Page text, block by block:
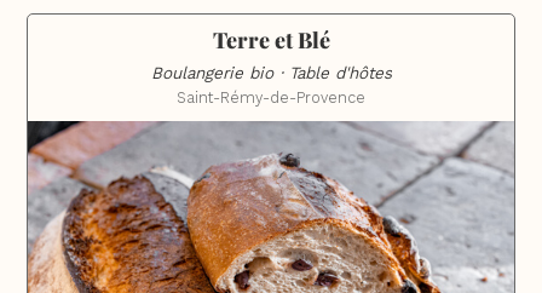
Terre et Blé
Boulangerie bio · Table d'hôtes
Saint-Rémy-de-Provence